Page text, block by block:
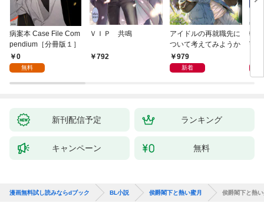
病案本 Case File Com
pendium［分冊版１］
0
無料
ＶＩＰ 共鳴
792
アイドルの再就職先に
ついて考えてみようか
979
新着
転
寵
新刊配信予定 ランキング
キャンペーン 無料
漫画無料試し読みならdブック BL小説 侯爵閣下と熱い蜜月 侯爵閣下と熱